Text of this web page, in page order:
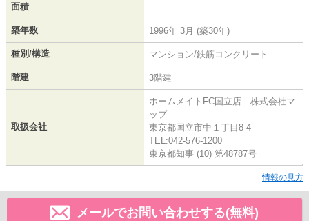
面積 -
築年数 1996年 3月 (築30年)
種別/構造 マンション/鉄筋コンクリート
階建 3階建
取扱会社
ホームメイトFC国立店 株式会社マ
ップ
東京都国立市中１丁目8-4
TEL:042-576-1200
東京都知事 (10) 第48787号
情報の見方
メールでお問い合わせする(無料)